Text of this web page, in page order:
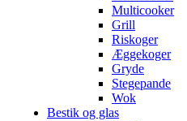
Multicooker
Grill
Riskoger
Æggekoger
Gryde
Stegepande
Wok
Bestik og glas